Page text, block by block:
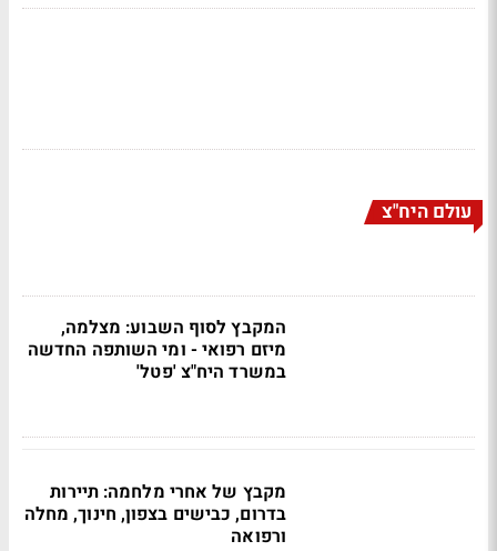
עולם היח"צ
המקבץ לסוף השבוע: מצלמה,
מיזם רפואי - ומי השותפה החדשה
במשרד היח"צ 'פטל'
מקבץ של אחרי מלחמה: תיירות
בדרום, כבישים בצפון, חינוך, מחלה
ורפואה